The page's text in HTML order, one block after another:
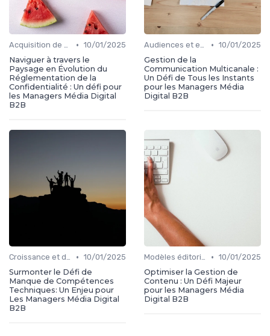
Acquisition de médias • 10/01/2025
Naviguer à travers le
Paysage en Évolution du
Réglementation de la
Confidentialité : Un défi pour
les Managers Média Digital
B2B
Audiences et engagement • 10/01/2025
Gestion de la
Communication Multicanale :
Un Défi de Tous les Instants
pour les Managers Média
Digital B2B
Croissance et développement • 10/01/2025
Surmonter le Défi de
Manque de Compétences
Techniques: Un Enjeu pour
Les Managers Média Digital
B2B
Modèles éditoriaux • 10/01/2025
Optimiser la Gestion de
Contenu : Un Défi Majeur
pour les Managers Média
Digital B2B